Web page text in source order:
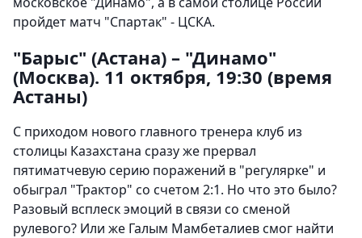
пройдет матч "Спартак" - ЦСКА.
"Барыс" (Астана) – "Динамо"
(Москва). 11 октября, 19:30 (время
Астаны)
С приходом нового главного тренера клуб из
столицы Казахстана сразу же прервал
пятиматчевую серию поражений в "регулярке" и
обыграл "Трактор" со счетом 2:1. Но что это было?
Разовый всплеск эмоций в связи со сменой
рулевого? Или же Галым Мамбеталиев смог найти